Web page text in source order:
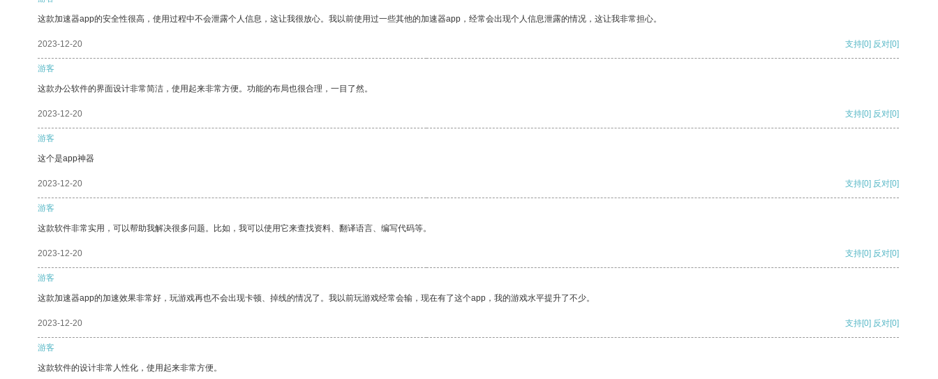
这款加速器app的安全性很高，使用过程中不会泄露个人信息，这让我很放心。我以前使用过一些其他的加速器app，经常会出现个人信息泄露的情况，这让我非常担心。
2023-12-20 支持[0] 反对[0]
游客
这款办公软件的界面设计非常简洁，使用起来非常方便。功能的布局也很合理，一目了然。
2023-12-20 支持[0] 反对[0]
游客
这个是app神器
2023-12-20 支持[0] 反对[0]
游客
这款软件非常实用，可以帮助我解决很多问题。比如，我可以使用它来查找资料、翻译语言、编写代码等。
2023-12-20 支持[0] 反对[0]
游客
这款加速器app的加速效果非常好，玩游戏再也不会出现卡顿、掉线的情况了。我以前玩游戏经常会输，现在有了这个app，我的游戏水平提升了不少。
2023-12-20 支持[0] 反对[0]
游客
这款软件的设计非常人性化，使用起来非常方便。